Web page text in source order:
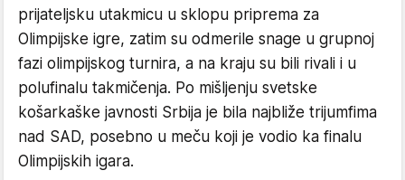
prijateljsku utakmicu u sklopu priprema za
Olimpijske igre, zatim su odmerile snage u grupnoj
fazi olimpijskog turnira, a na kraju su bili rivali i u
polufinalu takmičenja. Po mišljenju svetske
košarkaške javnosti Srbija je bila najbliže trijumfima
nad SAD, posebno u meču koji je vodio ka finalu
Olimpijskih igara.